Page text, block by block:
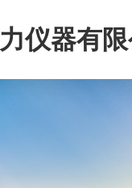
仪器有